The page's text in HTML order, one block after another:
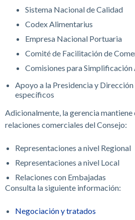
Sistema Nacional de Calidad
Codex Alimentarius
Empresa Nacional Portuaria
Comité de Facilitación de
Comisiones para
Apoyo a la Presidencia y
específicos
Adicionalmente, la gerencia
relaciones comerciales del Consejo:
Representaciones a nivel Regional
Representaciones a nivel Local
Relaciones con Embajadas
Consulta la siguiente información:
Negociación y tratados